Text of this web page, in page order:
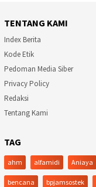
TENTANG KAMI
Index Berita
Kode Etik
Pedoman Media Siber
Privacy Policy
Redaksi
Tentang Kami
TAG
ahm alfamidi Aniaya
bencana bpjamsostek